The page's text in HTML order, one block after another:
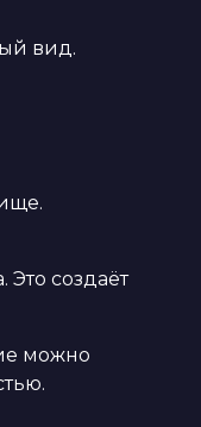
вид.
создаёт
можно